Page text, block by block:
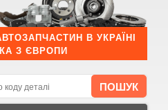
В УКРАЇНІ
З ЄВРОПИ